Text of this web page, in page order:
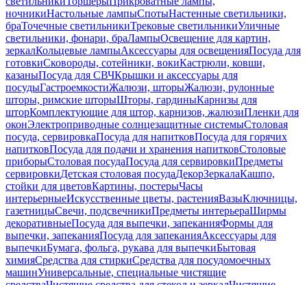
ночникиНастольные лампыСпотыНастенные светильники,
браТочечные светильникиТрековые светильникиУличные
светильники, фонари, браЛампыОсвещение для картин,
зеркалКольцевые лампыАксессуары для освещенияПосуда для
готовкиСковороды, сотейники, вокиКастрюли, ковши,
казаныПосуда для СВЧКрышки и аксессуары для
посудыГастроемкостиЖалюзи, шторыЖалюзи, рулонные
шторы, римские шторыШторы, гардиныКарнизы для
шторКомплектующие для штор, карнизов, жалюзиПленки для
оконЭлектроприводные солнцезащитные системыСтоловая
посуда, сервировкаПосуда для напитковПосуда для горячих
напитковПосуда для подачи и хранения напитковСтоловые
приборыСтоловая посудаПосуда для сервировкиПредметы
сервировкиДетская столовая посудаДекорЗеркалаКашпо,
стойки для цветовКартины, постерыЧасы
интерьерныеИскусственные цветы, растенияВазыКлючницы,
газетницыСвечи, подсвечникиПредметы интерьераШирмы
декоративныеПосуда для выпечки, запеканияФормы для
выпечки, запеканияПосуда для запеканияАксессуары для
выпечкиБумага, фольга, рукава для выпечкиБытовая
химияСредства для стиркиСредства для посудомоечных
машинУниверсальные, специальные чистящие